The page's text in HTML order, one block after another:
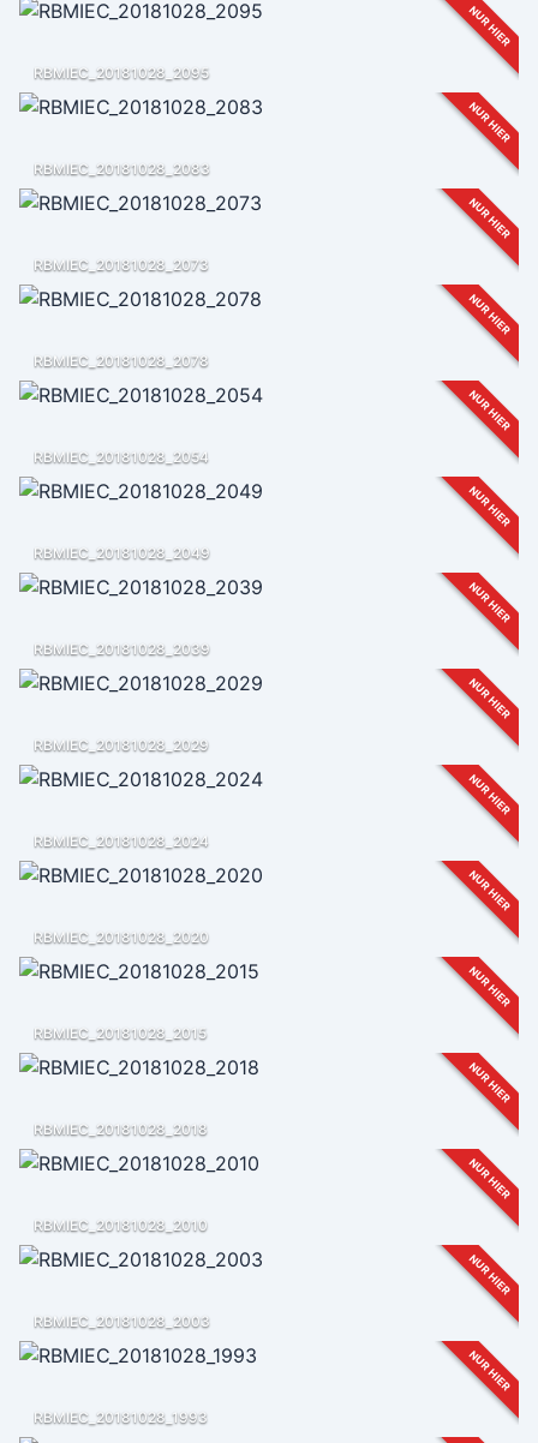
NUR HIER
RBMIEC_20181028_2095
NUR HIER
RBMIEC_20181028_2083
NUR HIER
RBMIEC_20181028_2073
NUR HIER
RBMIEC_20181028_2078
NUR HIER
RBMIEC_20181028_2054
NUR HIER
RBMIEC_20181028_2049
NUR HIER
RBMIEC_20181028_2039
NUR HIER
RBMIEC_20181028_2029
NUR HIER
RBMIEC_20181028_2024
NUR HIER
RBMIEC_20181028_2020
NUR HIER
RBMIEC_20181028_2015
NUR HIER
RBMIEC_20181028_2018
NUR HIER
RBMIEC_20181028_2010
NUR HIER
RBMIEC_20181028_2003
NUR HIER
RBMIEC_20181028_1993